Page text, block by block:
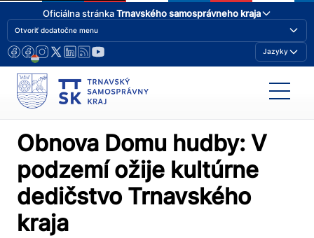
Oficiálna stránkaTrnavského samosprávneho kraja
Otvoriť dodatočne menu
Jazyky
Obnova Domu hudby: V
podzemí ožije kultúrne
dedičstvo Trnavského
kraja